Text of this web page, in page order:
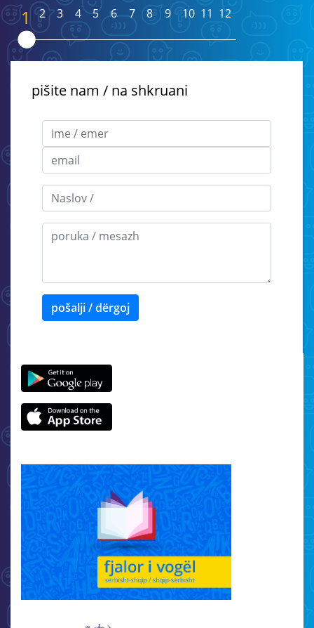
1
2 3 4 5 6 7 8 9 10 11 12
pišite nam / na shkruani
pošalji / dërgoj